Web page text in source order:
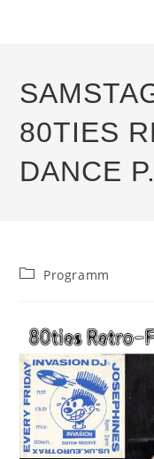
80TIES
DANCE
Beitrags-
Programm